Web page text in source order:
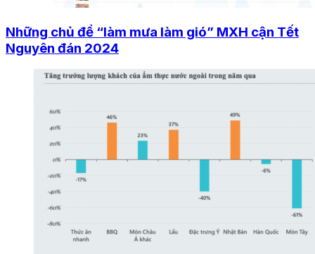
Những chủ đề “làm mưa làm gió” MXH cận Tết
Nguyên đán 2024